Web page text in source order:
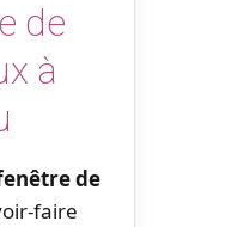
de
à
de
faire